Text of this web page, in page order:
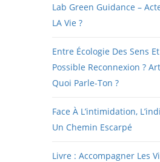
Lab Green Guidance –
LA Vie ?
Entre Écologie Des Sens
Possible Reconnexion ?
Quoi Parle-Ton ?
Face À L’intimidation,
Un Chemin Escarpé
Livre : Accompagner Les